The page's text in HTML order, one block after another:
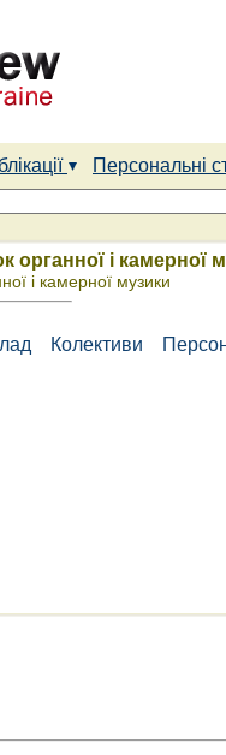
Персональні
органної і камерної
і камерної музики
Колективи